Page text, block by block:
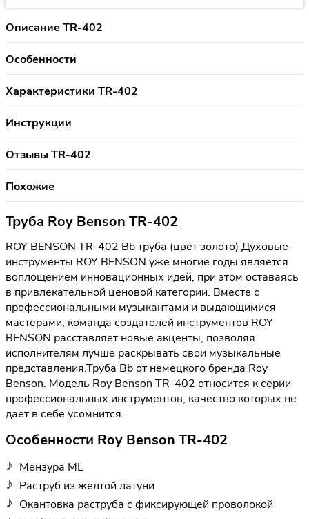
Описание TR-402
Особенности
Характеристики TR-402
Инструкции
Отзывы TR-402
Похожие
Труба Roy Benson TR-402
ROY BENSON TR-402 Bb труба (цвет золото) Духовые
инструменты ROY BENSON уже многие годы является
воплощением инновационных идей, при этом оставаясь
в привлекательной ценовой категории. Вместе с
профессиональными музыкантами и выдающимися
мастерами, команда создателей инструментов ROY
BENSON расставляет новые акценты, позволяя
исполнителям лучше раскрывать свои музыкальные
представления.Труба Bb от немецкого бренда Roy
Benson. Модель Roy Benson TR-402 относится к серии
профессиональных инструментов, качество которых не
дает в себе усомнится.
Особенности Roy Benson TR-402
Мензура ML
Раструб из желтой латуни
Окантовка раструба с фиксирующей проволокой